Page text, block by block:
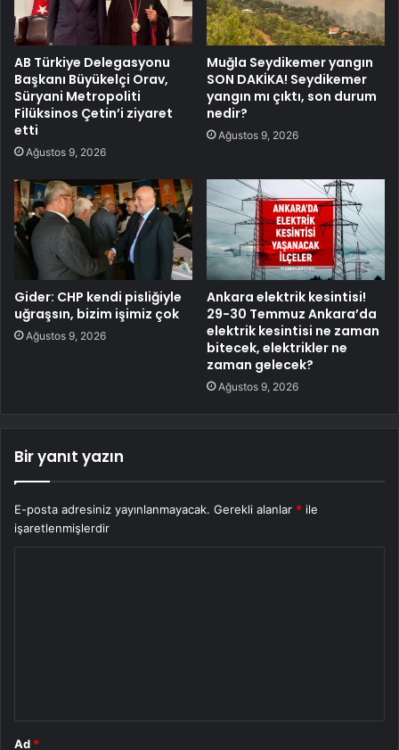
AB Türkiye Delegasyonu
Başkanı Büyükelçi Orav,
Süryani Metropoliti
Filüksinos Çetin’i ziyaret
etti
Ağustos 9, 2026
Muğla Seydikemer yangın
SON DAKİKA! Seydikemer
yangın mı çıktı, son durum
nedir?
Ağustos 9, 2026
Gider: CHP kendi pisliğiyle
uğraşsın, bizim işimiz çok
Ağustos 9, 2026
Ankara elektrik kesintisi!
29-30 Temmuz Ankara’da
elektrik kesintisi ne zaman
bitecek, elektrikler ne
zaman gelecek?
Ağustos 9, 2026
Bir yanıt yazın
E-posta adresiniz yayınlanmayacak. Gerekli alanlar * ile
işaretlenmişlerdir
Ad *